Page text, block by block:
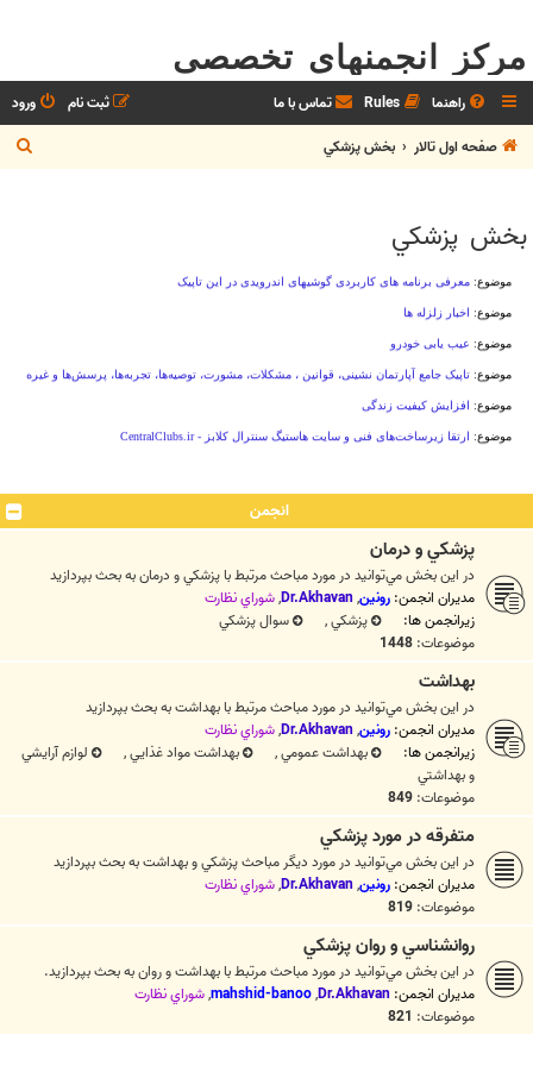
مرکز انجمنهای تخصصی
راهنما Rules تماس با ما ورود
ثبت نام
صفحه اول تالار
بخش پزشکي
س
بخش پزشکي
انجمن
پزشكي و درمان
در اين بخش مي‌توانيد در مورد مباحث مرتبط با پزشکي و درمان به بحث بپردازيد
مدیران انجمن: رونین,
Dr.Akhavan
,شوراي نظارت
زیرانجمن ها:
پزشکي,
سوال پزشکي
موضوعات: 1448
بهداشت
در اين بخش مي‌توانيد در مورد مباحث مرتبط با بهداشت به بحث بپردازيد
مدیران انجمن: رونین,
Dr.Akhavan
,شوراي نظارت
زیرانجمن ها:
بهداشت عمومي, بهداشت مواد غذايي,
لوازم آرايشي
و بهداشتي
موضوعات: 849
متفرقه در مورد پزشکي
در اين بخش مي‌توانيد در مورد ديگر مباحث پزشکي و بهداشت به بحث بپردازيد
مدیران انجمن: رونین,
Dr.Akhavan
,شوراي نظارت
موضوعات: 819
روانشناسي و روان پزشكي
در اين بخش مي‌توانيد در مورد مباحث مرتبط با بهداشت و روان به بحث بپردازيد.
مدیران انجمن: Dr.Akhavan
,
mahshid-banoo
,شوراي نظارت
موضوعات: 821